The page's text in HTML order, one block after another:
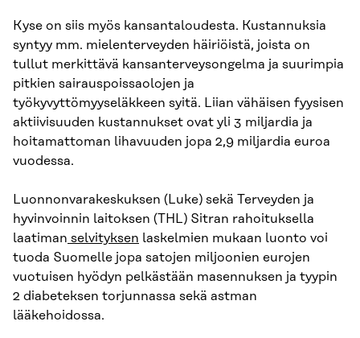
Kyse on siis myös kansantaloudesta. Kustannuksia
syntyy mm. mielenterveyden häiriöistä, joista on
tullut merkittävä kansanterveysongelma ja suurimpia
pitkien sairauspoissaolojen ja
työkyvyttömyyseläkkeen syitä. Liian vähäisen fyysisen
aktiivisuuden kustannukset ovat yli 3 miljardia ja
hoitamattoman lihavuuden jopa 2,9 miljardia euroa
vuodessa.
Luonnonvarakeskuksen (Luke) sekä Terveyden ja
hyvinvoinnin laitoksen (THL) Sitran rahoituksella
laatiman selvityksen laskelmien mukaan luonto voi
tuoda Suomelle jopa satojen miljoonien eurojen
vuotuisen hyödyn pelkästään masennuksen ja tyypin
2 diabeteksen torjunnassa sekä astman
lääkehoidossa.